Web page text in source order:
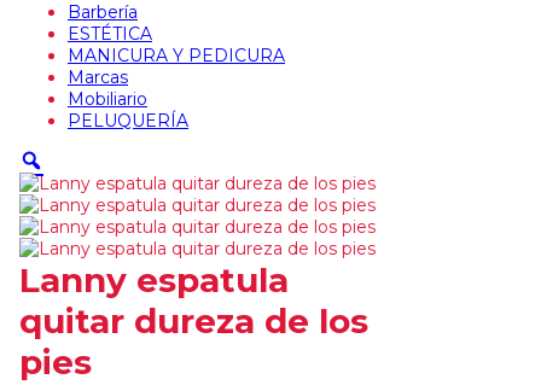
Barbería
ESTÉTICA
MANICURA Y PEDICURA
Marcas
Mobiliario
PELUQUERÍA
Lanny espatula
quitar dureza de los
pies